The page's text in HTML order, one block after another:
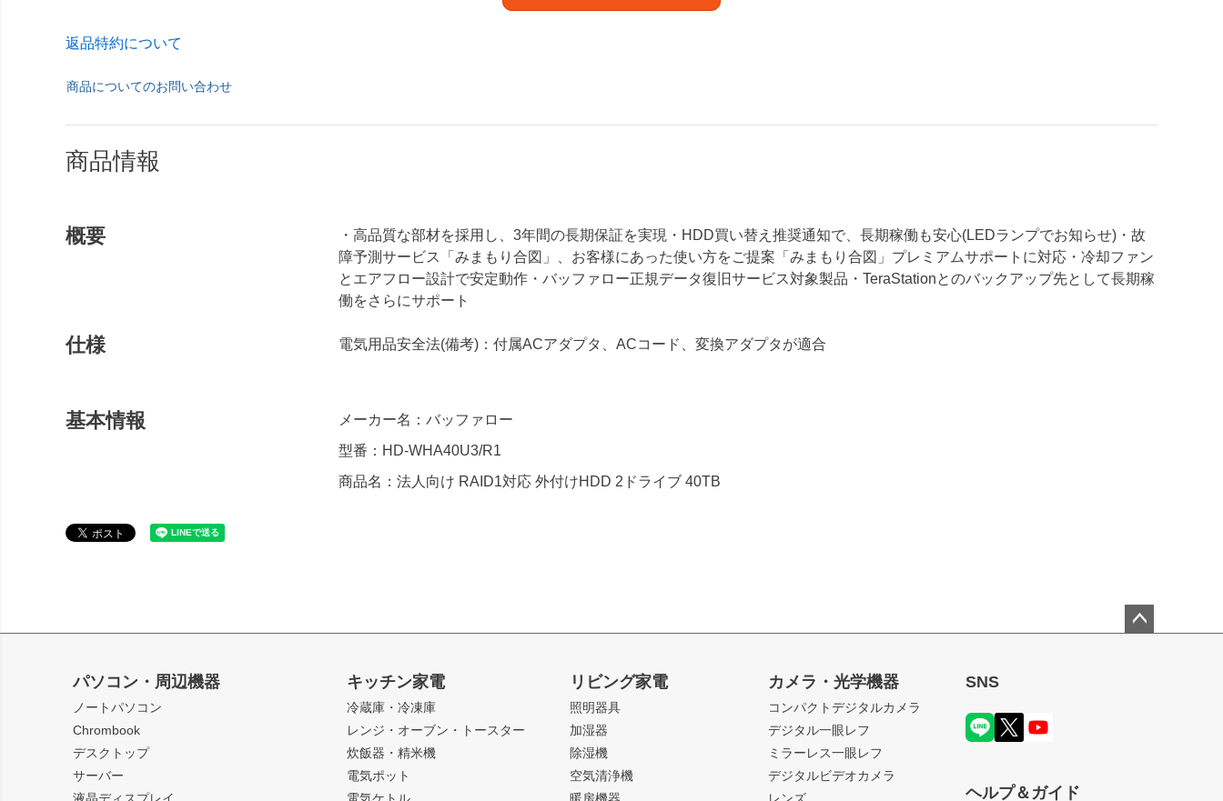
返品特約について
商品についてのお問い合わせ
商品情報
概要
・高品質な部材を採用し、3年間の長期保証を実現・HDD買い替え推奨通知で、長期稼働も安心(LEDランプでお知らせ)・故
障予測サービス「みまもり合図」、お客様にあった使い方をご提案「みまもり合図」プレミアムサポートに対応・冷却ファン
とエアフロー設計で安定動作・バッファロー正規データ復旧サービス対象製品・TeraStationとのバックアップ先として長期稼
働をさらにサポート
仕様 電気用品安全法(備考)：付属ACアダプタ、ACコード、変換アダプタが適合
基本情報
メーカー名：バッファロー
型番：HD-WHA40U3/R1
商品名：法人向け RAID1対応 外付けHDD 2ドライブ 40TB
パソコン・周辺機器
ノートパソコン
Chrombook
デスクトップ
サーバー
キッチン家電
冷蔵庫・冷凍庫
レンジ・オーブン・トースター
炊飯器・精米機
電気ポット
リビング家電
照明器具
加湿器
除湿機
空気清浄機
カメラ・光学機器
コンパクトデジタルカメラ
デジタル一眼レフ
ミラーレス一眼レフ
デジタルビデオカメラ
SNS
ヘルプ＆ガイド